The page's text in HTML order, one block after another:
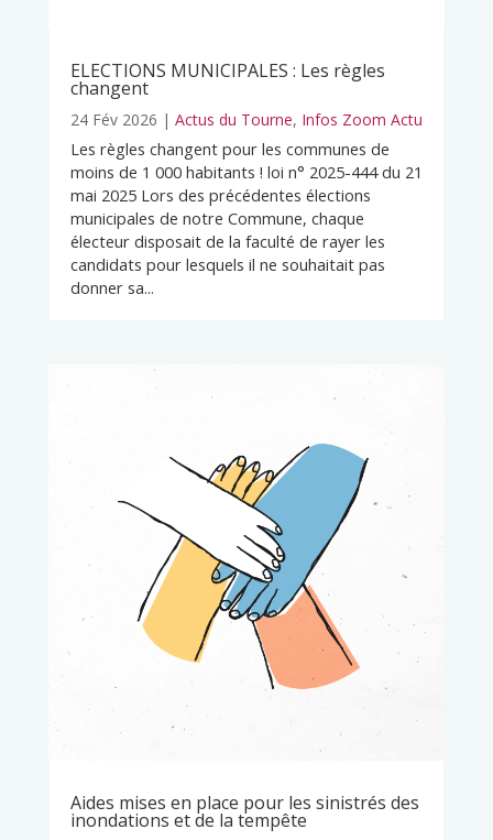
ELECTIONS MUNICIPALES : Les règles
changent
24 Fév 2026 | Actus du Tourne, Infos Zoom Actu
Les règles changent pour les communes de
moins de 1 000 habitants ! loi n° 2025-444 du 21
mai 2025 Lors des précédentes élections
municipales de notre Commune, chaque
électeur disposait de la faculté de rayer les
candidats pour lesquels il ne souhaitait pas
donner sa...
Aides mises en place pour les sinistrés des
inondations et de la tempête